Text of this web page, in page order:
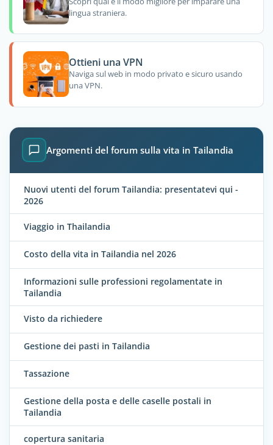
lingua straniera.
Ottieni una VPN
Naviga sul web in modo privato e sicuro usando
una VPN.
Argomenti del forum sulla vita in Tailandia
Nuovi utenti del forum Tailandia: presentatevi qui -
2026
Viaggio in Thailandia
Costo della vita in Tailandia nel 2026
Informazioni sulle professioni regolamentate in
Tailandia
Visto da richiedere
Gestione dei pasti in Tailandia
Tassazione
Gestione della posta e delle caselle postali in
Tailandia
copertura sanitaria